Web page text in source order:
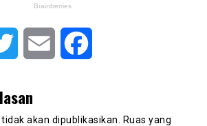
Twitter Email
akan dipublikasikan.
Ruas yang